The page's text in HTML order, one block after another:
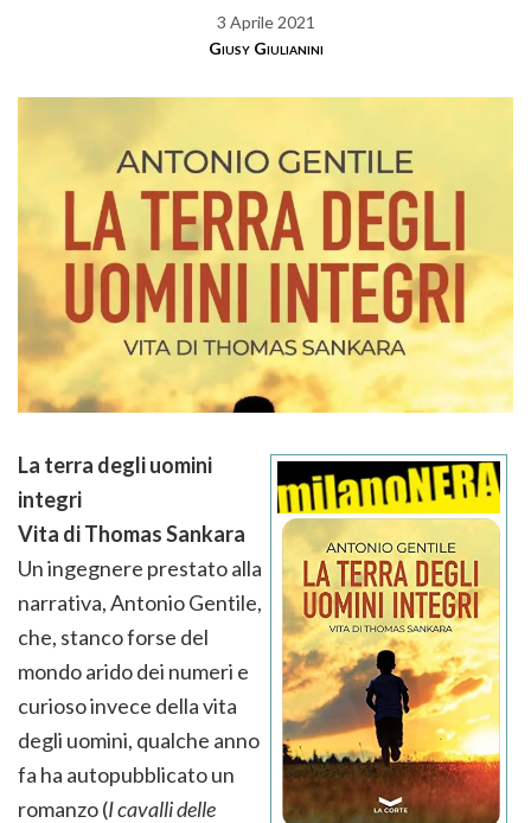
3 Aprile 2021
Giusy Giulianini
La terra degli uomini
integri
Vita di Thomas Sankara
Un ingegnere prestato alla
narrativa, Antonio Gentile,
che, stanco forse del
mondo arido dei numeri e
curioso invece della vita
degli uomini, qualche anno
fa ha autopubblicato un
romanzo (I cavalli delle